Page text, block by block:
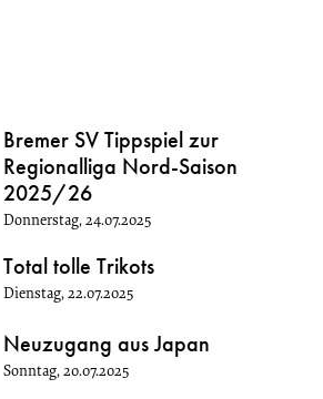
Bremer SV Tippspiel zur
Regionalliga Nord-Saison
2025/26
Donnerstag, 24.07.2025
Total tolle Trikots
Dienstag, 22.07.2025
Neuzugang aus Japan
Sonntag, 20.07.2025